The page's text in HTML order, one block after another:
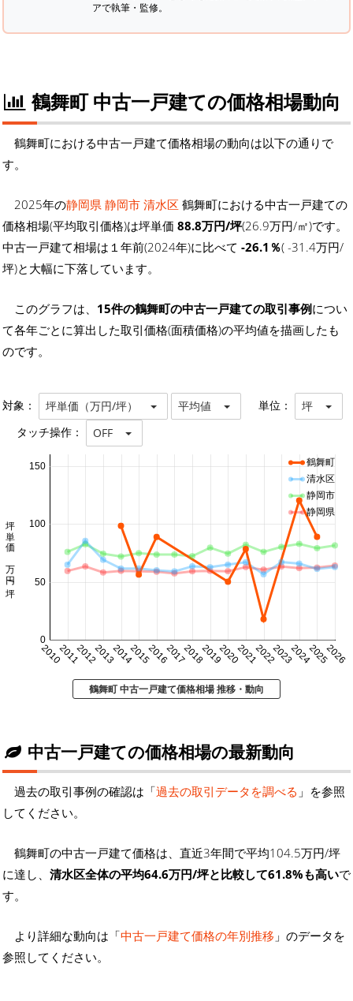
アで執筆・監修。
鶴舞町 中古一戸建ての価格相場動向
鶴舞町における中古一戸建て価格相場の動向は以下の通りで
す。
2025年の静岡県 静岡市 清水区 鶴舞町における中古一戸建ての
価格相場(平均取引価格)は坪単価 88.8万円/坪(26.9万円/㎡)です。
中古一戸建て相場は１年前(2024年)に比べて -26.1％( -31.4万円/
坪)と大幅に下落しています。
このグラフは、 15件の鶴舞町の中古一戸建ての取引事例につい
て各年ごとに算出した取引価格(面積価格)の平均値を描画したも
のです。
対象： 坪単価（万円/坪） 平均値 単位： 坪
タッチ操作： OFF
20102011201220132014201520162017201820192020202120222023202420252026
0
50
100
150
坪単価 万円/坪
鶴舞町
清水区
静岡市
静岡県
鶴舞町 中古一戸建て価格相場 推移・動向
中古一戸建ての価格相場の最新動向
過去の取引事例の確認は「過去の取引データを調べる 」を参照
してください。
鶴舞町の中古一戸建て価格は、直近3年間で平均104.5万円/坪
に達し、 清水区全体の平均64.6万円/坪と比較して61.8%も高いで
す。
より詳細な動向は「中古一戸建て価格の年別推移 」のデータを
参照してください。